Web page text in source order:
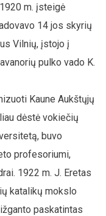
m. įsteigė
14 jos skyrių
Vilnių, įstojo į
pulko vado K.
Kaune Aukštųjų
dėstė vokiečių
buvo
profesoriumi,
1922 m. J. Eretas
katalikų mokslo
paskatintas